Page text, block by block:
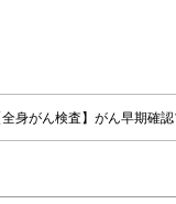
身がん検査】がん早期確